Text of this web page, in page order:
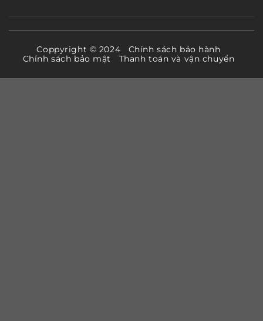
Coppyright © 2024
Chính sách bảo hành
Chính sách bảo mật
Thanh toán và vận chuyển